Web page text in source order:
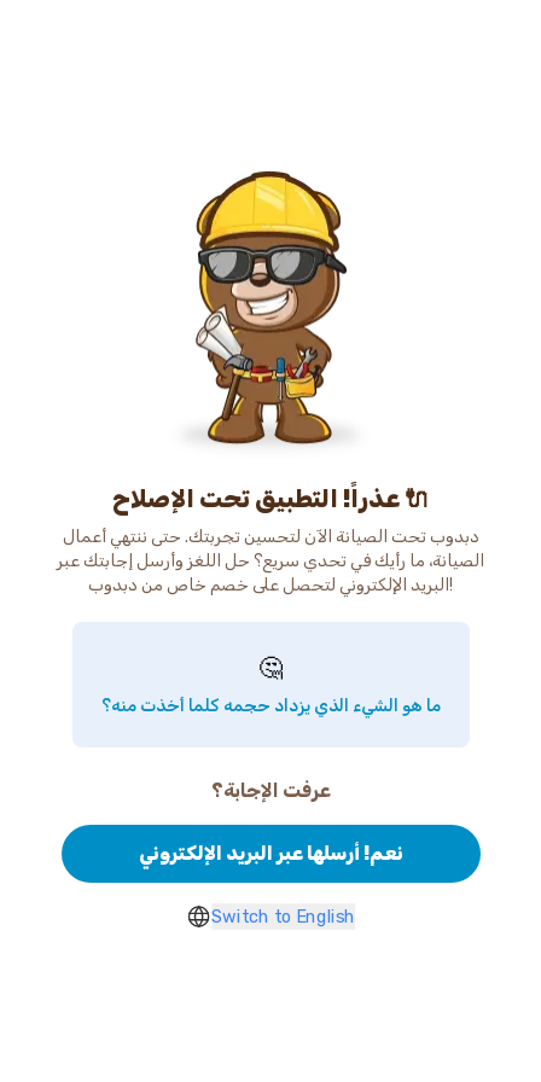
عذراً! التطبيق تحت الإصلاح 🔌
دبدوب تحت الصيانة الآن لتحسين تجربتك. حتى ننتهي أعمال
الصيانة، ما رأيك في تحدي سريع؟ حل اللغز وأرسل إجابتك عبر
البريد الإلكتروني لتحصل على خصم خاص من دبدوب!
🤔
ما هو الشيء الذي يزداد حجمه كلما أخذت منه؟
عرفت الإجابة؟
نعم! أرسلها عبر البريد الإلكتروني
Switch to English